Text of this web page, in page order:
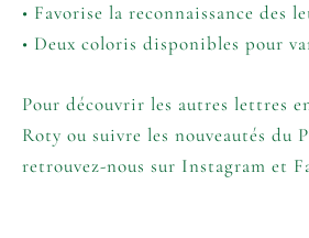
• Favorise la reconnaissance des
• Deux coloris disponibles pour
Pour découvrir les autres lettres
Roty ou suivre les nouveautés du
retrouvez-nous sur Instagram et